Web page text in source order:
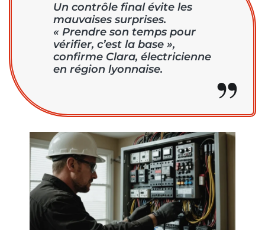
Un contrôle final évite les
mauvaises surprises.
« Prendre son temps pour
vérifier, c’est la base »,
confirme Clara, électricienne
en région lyonnaise.